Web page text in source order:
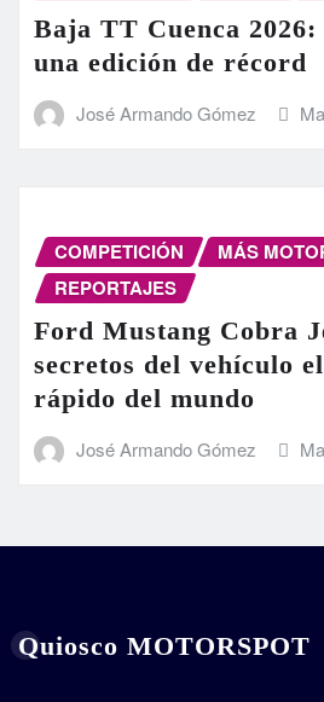
Baja TT Cuenca
una edición de récord
José Armando Gómez
COMPETICIÓN
MÁS
REPORTAJES
Ford Mustang Cobra
secretos del vehículo
rápido del mundo
José Armando Gómez
Quiosco MOTORSPOT